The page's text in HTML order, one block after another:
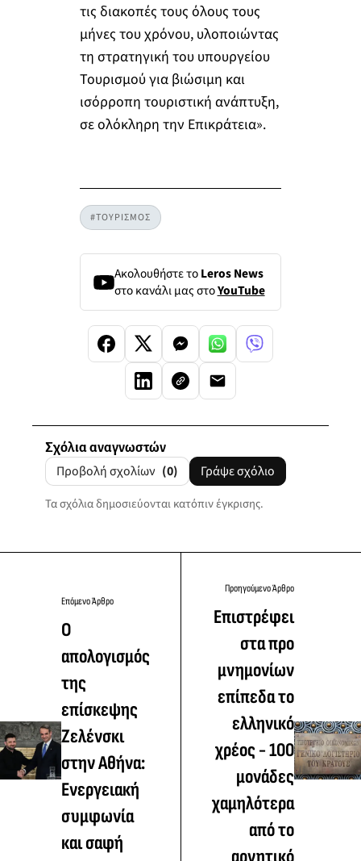
τις διακοπές τους όλους τους
μήνες του χρόνου, υλοποιώντας
τη στρατηγική του υπουργείου
Τουρισμού για βιώσιμη και
ισόρροπη τουριστική ανάπτυξη,
σε ολόκληρη την Επικράτεια».
#ΤΟΥΡΙΣΜΟΣ
Ακολουθήστε τοLeros News
στο κανάλι μας στοYouTube
Σχόλια αναγνωστών
Προβολή σχολίων (0) Γράψε σχόλιο
Τα σχόλια δημοσιεύονται κατόπιν έγκρισης.
Επόμενο Άρθρο
Ο
απολογισμός
της
επίσκεψης
Ζελένσκι
στην Αθήνα:
Ενεργειακή
συμφωνία
και σαφή
Προηγούμενο Άρθρο
Επιστρέφει
στα προ
μνημονίων
επίπεδα το
ελληνικό
χρέος - 100
μονάδες
χαμηλότερα
από το